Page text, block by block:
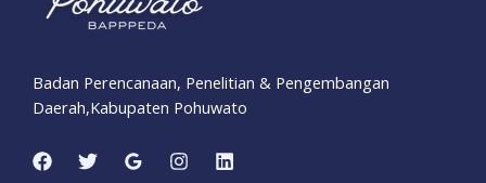
Badan Perencanaan, Penelitian & Pengembangan
Daerah,Kabupaten Pohuwato